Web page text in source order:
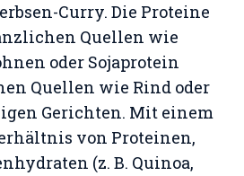
Curry. Die Proteine
Quellen wie
oder Sojaprotein
Quellen wie Rind oder
Gerichten. Mit einem
von Proteinen,
(z. B. Quinoa,